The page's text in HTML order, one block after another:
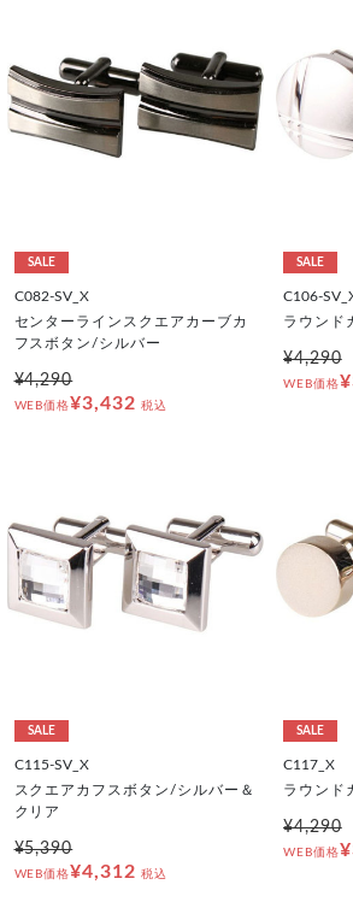
SALE
C082-SV_X
センターラインスクエアカーブカ
フスボタン/シルバー
¥4,290
WEB価格¥3,432 税込
SALE
C106-
ラウンド
¥4,290
WEB価格
SALE
C115-SV_X
スクエアカフスボタン/シルバー＆
クリア
¥5,390
WEB価格¥4,312 税込
SALE
C117_X
ラウンド
¥4,290
WEB価格